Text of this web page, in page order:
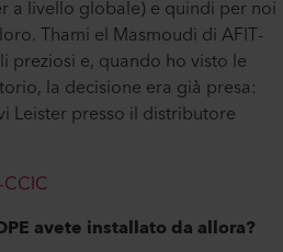
a livello globale) e quindi per noi
Thami el Masmoudi di AFIT-
preziosi e, quando ho visto le
la decisione era già presa:
Leister presso il distributore
avete installato da allora?